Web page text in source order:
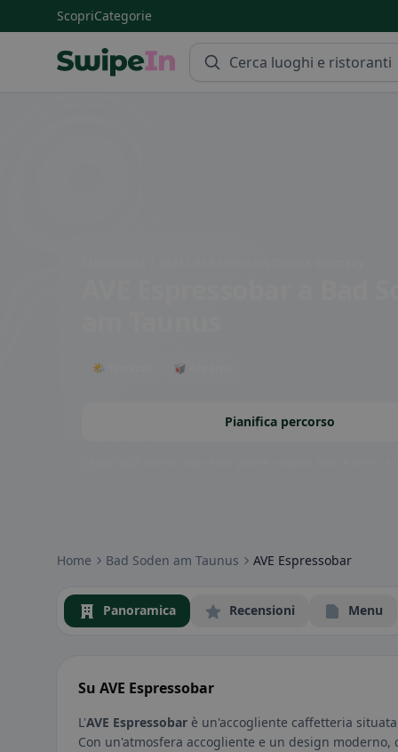
ScopriCategorie
🌤 Terrazza 🥡 Asporto
Pianifica percorso
Home Bad Soden am Taunus AVE Espressobar
Panoramica Recensioni Menu
Su AVE Espressobar
L'AVE Espressobar è un'accogliente caffetteria
Con un'atmosfera accogliente e un design